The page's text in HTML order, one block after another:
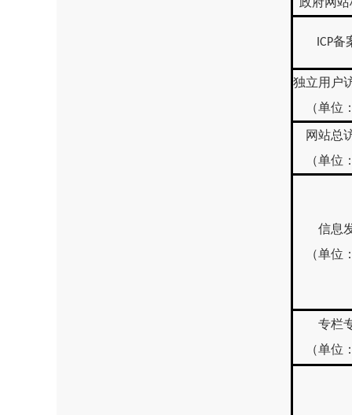
ICP备
独立用户
（单位
网站总
（单位
信息
（单位
专栏
（单位